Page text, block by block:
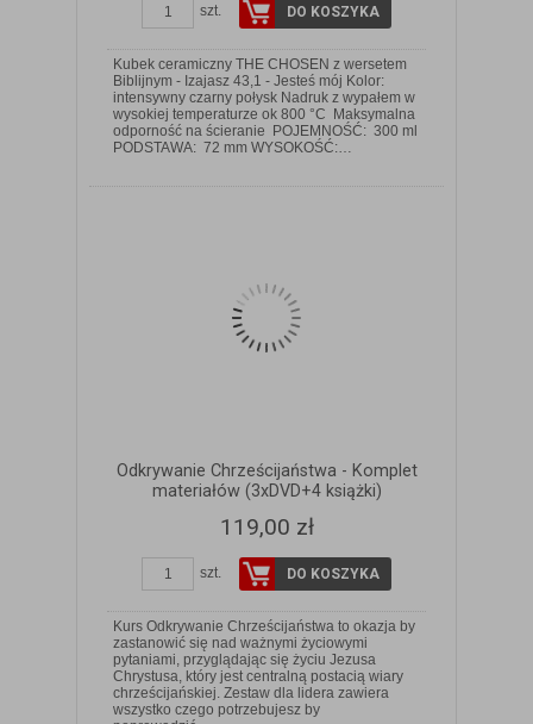
szt. DO KOSZYKA
Kubek ceramiczny THE CHOSEN z wersetem
Biblijnym - Izajasz 43,1 - Jesteś mój Kolor:
intensywny czarny połysk Nadruk z wypałem w
wysokiej temperaturze ok 800 °C Maksymalna
odporność na ścieranie POJEMNOŚĆ: 300 ml
PODSTAWA: 72 mm WYSOKOŚĆ:…
ZOBACZ SZCZEGÓŁY
Odkrywanie Chrześcijaństwa - Komplet
materiałów (3xDVD+4 książki)
119,00 zł
szt. DO KOSZYKA
Kurs Odkrywanie Chrześcijaństwa to okazja by
zastanowić się nad ważnymi życiowymi
pytaniami, przyglądając się życiu Jezusa
Chrystusa, który jest centralną postacią wiary
chrześcijańskiej. Zestaw dla lidera zawiera
wszystko czego potrzebujesz by